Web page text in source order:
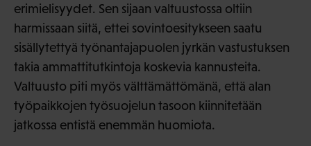
erimielisyydet. Sen sijaan valtuustossa oltiin
harmissaan siitä, ettei sovintoesitykseen saatu
sisällytettyä työnantajapuolen jyrkän vastustuksen
takia ammattitutkintoja koskevia kannusteita.
Valtuusto piti myös välttämättömänä, että alan
työpaikkojen työsuojelun tasoon kiinnitetään
jatkossa entistä enemmän huomiota.